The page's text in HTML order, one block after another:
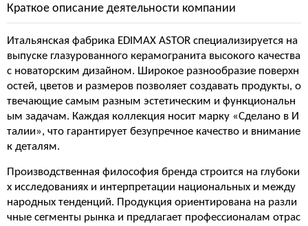
Краткое описание деятельности компании
Итальянская фабрика EDIMAX ASTOR специализируется на
выпуске глазурованного керамогранита высокого качества
с новаторским дизайном. Широкое разнообразие поверхн
остей, цветов и размеров позволяет создавать продукты, о
твечающие самым разным эстетическим и функциональн
ым задачам. Каждая коллекция носит марку «Сделано в И
талии», что гарантирует безупречное качество и внимание
к деталям.
Производственная философия бренда строится на глубоки
х исследованиях и интерпретации национальных и между
народных тенденций. Продукция ориентирована на разли
чные сегменты рынка и предлагает профессионалам отрас